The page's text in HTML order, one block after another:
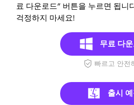
료 다운로드” 버튼을 누르면 됩니
걱정하지 마세요!
무료 다
빠르고 안전
출시